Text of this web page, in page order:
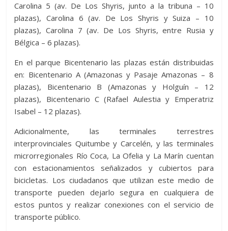
Carolina 5 (av. De Los Shyris, junto a la tribuna – 10
plazas), Carolina 6 (av. De Los Shyris y Suiza – 10
plazas), Carolina 7 (av. De Los Shyris, entre Rusia y
Bélgica – 6 plazas).
En el parque Bicentenario las plazas están distribuidas
en: Bicentenario A (Amazonas y Pasaje Amazonas – 8
plazas), Bicentenario B (Amazonas y Holguín – 12
plazas), Bicentenario C (Rafael Aulestia y Emperatriz
Isabel – 12 plazas).
Adicionalmente, las terminales terrestres
interprovinciales Quitumbe y Carcelén, y las terminales
microrregionales Río Coca, La Ofelia y La Marín cuentan
con estacionamientos señalizados y cubiertos para
bicicletas. Los ciudadanos que utilizan este medio de
transporte pueden dejarlo segura en cualquiera de
estos puntos y realizar conexiones con el servicio de
transporte público.